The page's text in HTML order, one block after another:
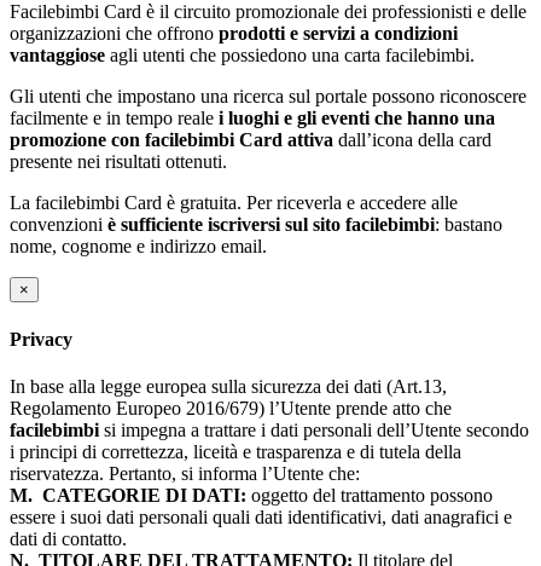
Facilebimbi Card è il circuito promozionale dei professionisti e delle
organizzazioni che offrono prodotti e servizi a condizioni
vantaggiose agli utenti che possiedono una carta facilebimbi.
Gli utenti che impostano una ricerca sul portale possono riconoscere
facilmente e in tempo reale i luoghi e gli eventi che hanno una
promozione con facilebimbi Card attiva dall’icona della card
presente nei risultati ottenuti.
La facilebimbi Card è gratuita. Per riceverla e accedere alle
convenzioni è sufficiente iscriversi sul sito facilebimbi: bastano
nome, cognome e indirizzo email.
×
Privacy
In base alla legge europea sulla sicurezza dei dati (Art.13,
Regolamento Europeo 2016/679) l’Utente prende atto che
facilebimbi si impegna a trattare i dati personali dell’Utente secondo
i principi di correttezza, liceità e trasparenza e di tutela della
riservatezza. Pertanto, si informa l’Utente che:
M. CATEGORIE DI DATI: oggetto del trattamento possono
essere i suoi dati personali quali dati identificativi, dati anagrafici e
dati di contatto.
N. TITOLARE DEL TRATTAMENTO: Il titolare del